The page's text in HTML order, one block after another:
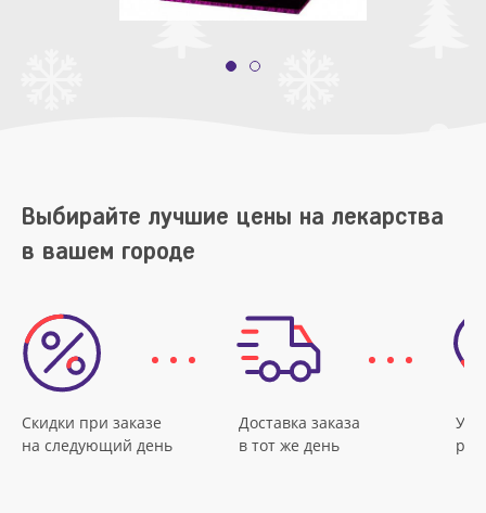
Выбирайте лучшие цены на лекарства
в вашем городе
Скидки при заказе
на следующий день
Доставка заказа
в тот же день